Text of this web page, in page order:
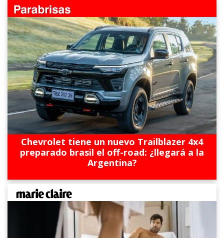
Chevrolet tiene un nuevo Trailblazer 4x4
preparado brasil el off-road: ¿llegará a la
Argentina?